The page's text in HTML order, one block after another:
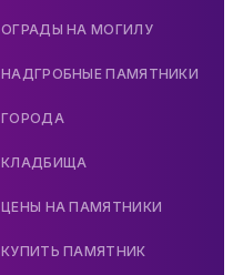
ОГРАДЫ НА МОГИЛУ
НАДГРОБНЫЕ ПАМЯТНИКИ
ГОРОДА
КЛАДБИЩА
ЦЕНЫ НА ПАМЯТНИКИ
КУПИТЬ ПАМЯТНИК